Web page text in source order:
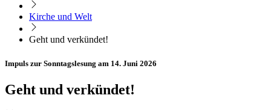
Kirche und Welt
Geht und verkündet!
Impuls zur Sonntagslesung am 14. Juni 2026
Geht und verkündet!